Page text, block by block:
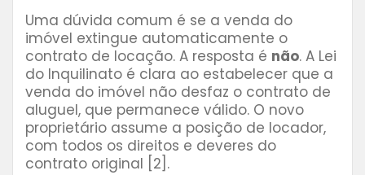
Uma dúvida comum é se a venda do
imóvel extingue automaticamente o
contrato de locação. A resposta é não. A Lei
do Inquilinato é clara ao estabelecer que a
venda do imóvel não desfaz o contrato de
aluguel, que permanece válido. O novo
proprietário assume a posição de locador,
com todos os direitos e deveres do
contrato original [2].